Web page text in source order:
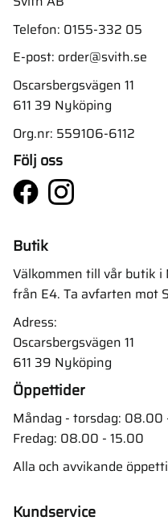
Telefon: 0155-332 05
E-post: order@svith.se
Oscarsbergsvägen 11
611 39 Nyköping
Org.nr: 559106-6112
Följ oss
Butik
Välkommen till vår butik
från E4. Ta avfarten mot
Adress:
Oscarsbergsvägen 11
611 39 Nyköping
Öppettider
Måndag - torsdag: 08.00
Fredag: 08.00 - 15.00
Alla och avvikande
Kundservice